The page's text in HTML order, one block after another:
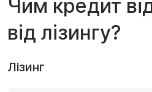
Чим кредит
від лізингу?
Лізинг